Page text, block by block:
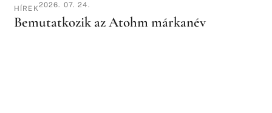
HÍREK2026. 07. 24.
Bemutatkozik az Atohm márkanév